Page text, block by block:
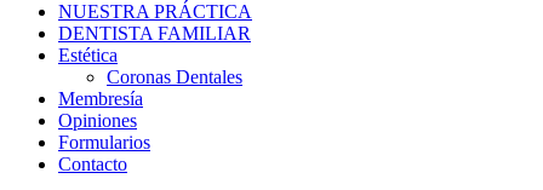
NUESTRA PRÁCTICA
DENTISTA FAMILIAR
Estética
Coronas Dentales
Membresía
Opiniones
Formularios
Contacto